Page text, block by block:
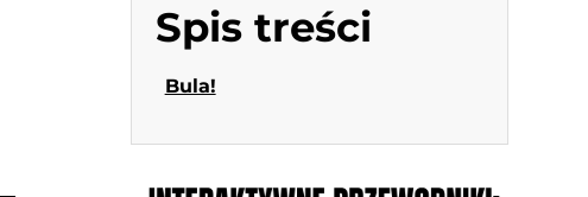
Spis treści
Bula!